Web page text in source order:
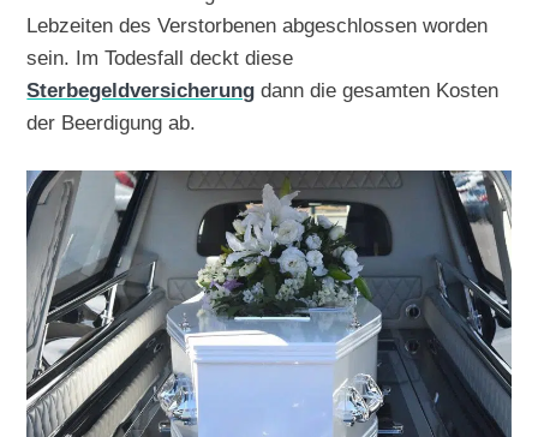
Lebzeiten des Verstorbenen abgeschlossen worden
sein. Im Todesfall deckt diese
Sterbegeldversicherung dann die gesamten Kosten
der Beerdigung ab.